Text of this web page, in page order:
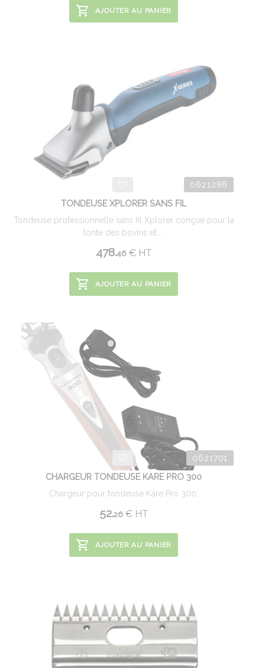
AJOUTER AU PANIER
0621286
TONDEUSE XPLORER SANS FIL
Tondeuse professionnelle sans fil Xplorer conçue pour la
tonte des bovins et ...
478.46 €HT
AJOUTER AU PANIER
0621701
CHARGEUR TONDEUSE KARE PRO 300
Chargeur pour tondeuse Kare Pro 300.
52.26 €HT
AJOUTER AU PANIER